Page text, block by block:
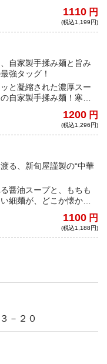
なたも唸ること間違いな
1110 円
(税込1,199円)
自家製手揉み麺と旨み
強タッグ！
と凝縮された濃厚スー
自家製手揉み麺！寒い
1200 円
(税込1,296円)
る、新旬屋謹製の“中華
醤油スープと、もちも
細麺が、どこか懐かし
わいで、毎日でも食べた
1100 円
(税込1,188円)
－２０